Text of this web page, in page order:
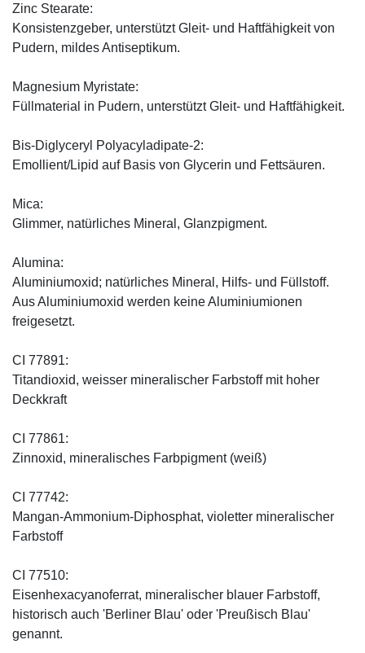
Zinc Stearate:
Konsistenzgeber, unterstützt Gleit- und Haftfähigkeit von
Pudern, mildes Antiseptikum.
Magnesium Myristate:
Füllmaterial in Pudern, unterstützt Gleit- und Haftfähigkeit.
Bis-Diglyceryl Polyacyladipate-2:
Emollient/Lipid auf Basis von Glycerin und Fettsäuren.
Mica:
Glimmer, natürliches Mineral, Glanzpigment.
Alumina:
Aluminiumoxid; natürliches Mineral, Hilfs- und Füllstoff.
Aus Aluminiumoxid werden keine Aluminiumionen
freigesetzt.
CI 77891:
Titandioxid, weisser mineralischer Farbstoff mit hoher
Deckkraft
CI 77861:
Zinnoxid, mineralisches Farbpigment (weiß)
CI 77742:
Mangan-Ammonium-Diphosphat, violetter mineralischer
Farbstoff
CI 77510:
Eisenhexacyanoferrat, mineralischer blauer Farbstoff,
historisch auch 'Berliner Blau' oder 'Preußisch Blau'
genannt.